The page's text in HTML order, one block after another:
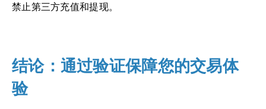
禁止第三方充值和提现。
结论：通过验证保障您的交易体
验